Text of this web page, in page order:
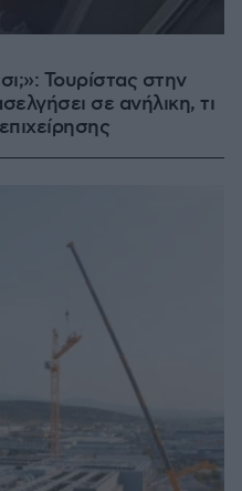
Τουρίστας στην
σε ανήλικη, τι